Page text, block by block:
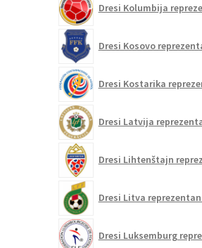
Dresi Kolumbija
Dresi Kosovo
Dresi Kostarika
Dresi Latvija
Dresi Lihtenštajn
Dresi Litva
Dresi Luksemburg